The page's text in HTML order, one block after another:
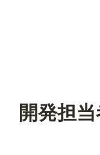
開発担